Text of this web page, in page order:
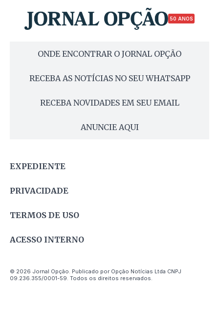
50 ANOS
ONDE ENCONTRAR O JORNAL OPÇÃO
RECEBA AS NOTÍCIAS NO SEU WHATSAPP
RECEBA NOVIDADES EM SEU EMAIL
ANUNCIE AQUI
EXPEDIENTE
PRIVACIDADE
TERMOS DE USO
ACESSO INTERNO
© 2026 Jornal Opção. Publicado por Opção Notícias Ltda CNPJ
09.236.355/0001-59. Todos os direitos reservados.